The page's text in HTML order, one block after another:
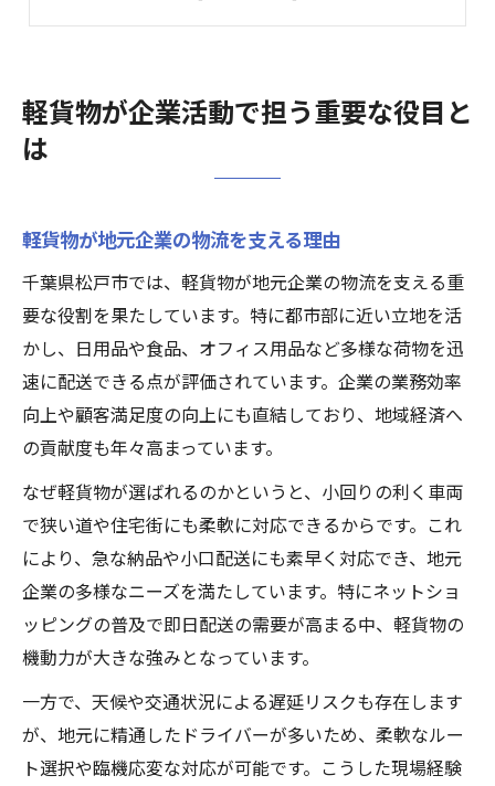
収入安定に繋がる軽貨物運送の始め方
軽貨物で安定収入を得る始め方の基本
未経験から軽貨物で稼ぐ仕組みを解説
軽貨物業界参入時の注意点と成功の秘訣
松戸市で軽貨物業が注目される理由
軽貨物が松戸市で人気を集める背景とは
松戸市で広がる軽貨物の新たな需要動向
地域密着型軽貨物が選ばれる理由を解説
軽貨物業界が地元で拡大する社会的要因
副業から独立へ 軽貨物の働き方を探る
軽貨物副業の魅力と独立へのステップ
副業として始める軽貨物の働き方ガイド
軽貨物で安定収入を目指す独立開業法
副業からフルタイム転身を叶える軽貨物
軽貨物でライフスタイルに合う働き方実現
軽貨物業界で稼ぐ方法と現場の実態
軽貨物が企業活動で担う重要な役目と
は
軽貨物が地元企業の物流を支える理由
千葉県松戸市では、軽貨物が地元企業の物流を支える重
要な役割を果たしています。特に都市部に近い立地を活
かし、日用品や食品、オフィス用品など多様な荷物を迅
速に配送できる点が評価されています。企業の業務効率
向上や顧客満足度の向上にも直結しており、地域経済へ
の貢献度も年々高まっています。
なぜ軽貨物が選ばれるのかというと、小回りの利く車両
で狭い道や住宅街にも柔軟に対応できるからです。これ
により、急な納品や小口配送にも素早く対応でき、地元
企業の多様なニーズを満たしています。特にネットショ
ッピングの普及で即日配送の需要が高まる中、軽貨物の
機動力が大きな強みとなっています。
一方で、天候や交通状況による遅延リスクも存在します
が、地元に精通したドライバーが多いため、柔軟なルー
ト選択や臨機応変な対応が可能です。こうした現場経験